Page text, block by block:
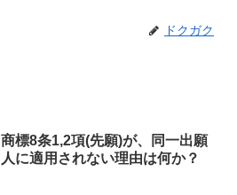
ドクガク
商標8条1,2項(先願)が、同一出願
人に適用されない理由は何か？